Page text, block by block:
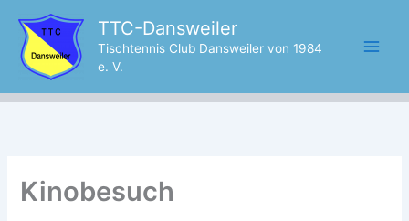
Inhalt
springen
TTC-Dansweiler
Tischtennis Club Dansweiler von 1984
e. V.
Kinobesuch